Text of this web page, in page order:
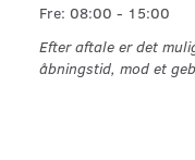
Fre: 08:00 - 15:00
Efter aftale er det
åbningstid, mod et